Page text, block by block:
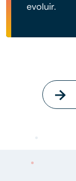
evoluir.